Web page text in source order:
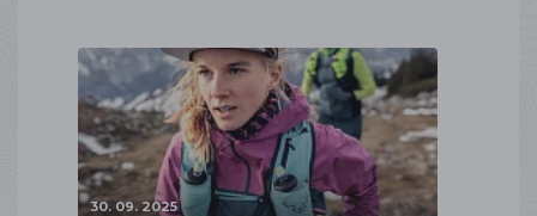
30. 09. 2025